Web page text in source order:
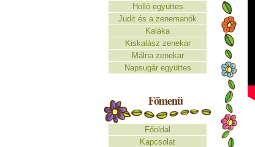
Holló együttes
Judit és a zenemanók
Kaláka
Kiskalász zenekar
Málna zenekar
Napsugár együttes
Főmenü
Főoldal
Kapcsolat